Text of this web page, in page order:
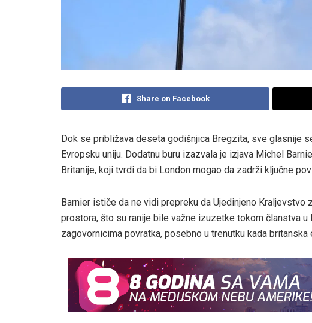
Share on Facebook
Dok se približava deseta godišnjica Bregzita, sve glasnije
Evropsku uniju. Dodatnu buru izazvala je izjava Michel
Britanije, koji tvrdi da bi London mogao da zadrži ključne
Barnier ističe da ne vidi prepreku da Ujedinjeno
prostora, što su ranije bile važne izuzetke tokom članstva u
zagovornicima povratka, posebno u trenutku kada